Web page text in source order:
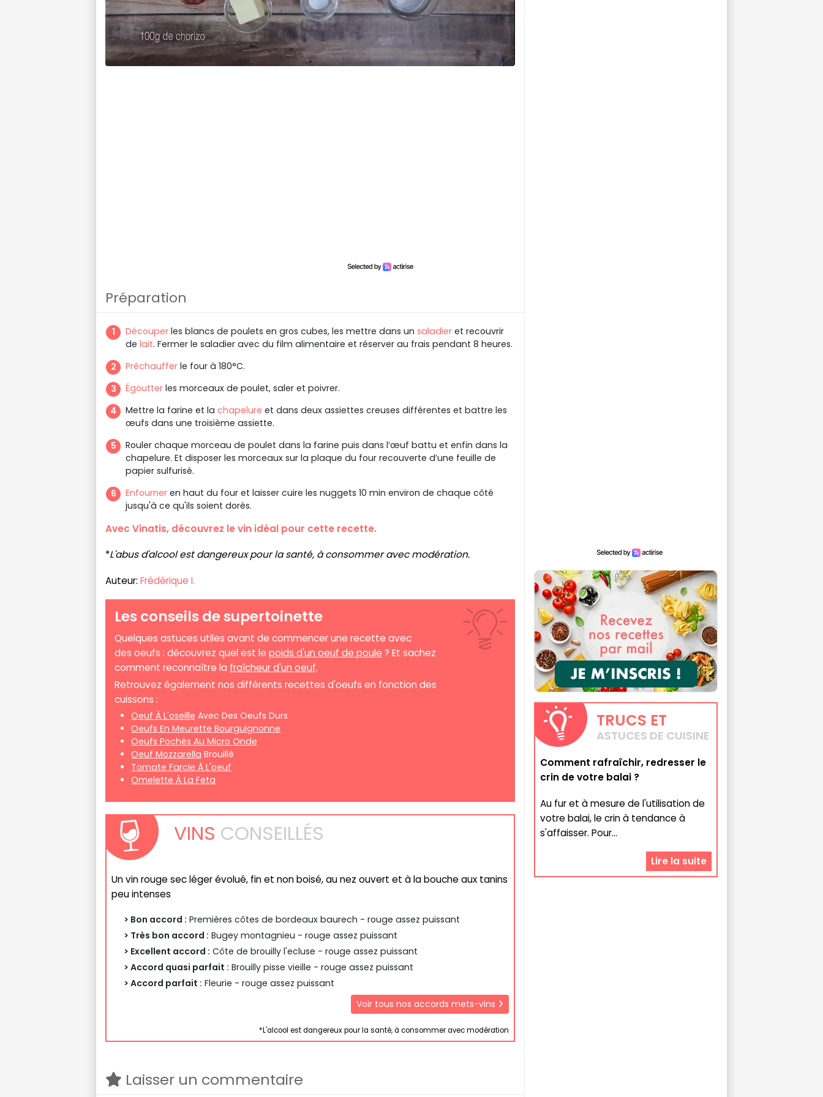
Préparation
Découper les blancs de poulets en gros cubes, les mettre dans un saladier et recouvrir
de lait. Fermer le saladier avec du film alimentaire et réserver au frais pendant 8 heures.
Préchauffer le four à 180°C.
Égoutter les morceaux de poulet, saler et poivrer.
Mettre la farine et la chapelure et dans deux assiettes creuses différentes et battre les
œufs dans une troisième assiette.
Rouler chaque morceau de poulet dans la farine puis dans l’œuf battu et enfin dans la
chapelure. Et disposer les morceaux sur la plaque du four recouverte d’une feuille de
papier sulfurisé.
Enfourner en haut du four et laisser cuire les nuggets 10 min environ de chaque côté
jusqu'à ce qu'ils soient dorés.
Avec Vinatis, découvrez le vin idéal pour cette recette.
*L'abus d'alcool est dangereux pour la santé, à consommer avec modération.
Auteur: Frédérique I.
Les conseils de supertoinette
Quelques astuces utiles avant de commencer une recette avec
des oeufs : découvrez quel est le poids d'un oeuf de poule ? Et sachez
comment reconnaître la fraîcheur d'un oeuf.
Retrouvez également nos différents recettes d'oeufs en fonction des
cuissons :
Oeuf À L'oseille Avec Des Oeufs Durs
Oeufs En Meurette Bourguignonne
Oeufs Pochés Au Micro Onde
Oeuf Mozzarella Brouillé
Tomate Farcie À L'oeuf
Omelette À La Feta
VINS CONSEILLÉS
Un vin rouge sec léger évolué, fin et non boisé, au nez ouvert et à la bouche aux tanins
peu intenses
> Bon accord : Premières côtes de bordeaux baurech - rouge assez puissant
> Très bon accord : Bugey montagnieu - rouge assez puissant
> Excellent accord : Côte de brouilly l'ecluse - rouge assez puissant
> Accord quasi parfait : Brouilly pisse vieille - rouge assez puissant
> Accord parfait : Fleurie - rouge assez puissant
Voir tous nos accords mets-vins
*L'alcool est dangereux pour la santé, à consommer avec modération
Laisser un commentaire
TRUCS ET
ASTUCES DE CUISINE
Comment rafraîchir, redresser le
crin de votre balai ?
Au fur et à mesure de l'utilisation de
votre balai, le crin à tendance à
s'affaisser. Pour...
Lire la suite